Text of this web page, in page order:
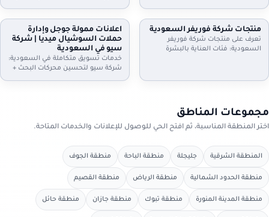
بالتنقيط، شلالات ونوافير وصيانة
شهرية. اطلب معاينة وخطة تصميم
تناسب مساحتك
للأدوار وتخزين مؤقت عند الحاجة. دليل
إعلانك السعودية يساعدك تختار
الخدمة المناسبة وتعرف خطوات النقل
والتسعير
منتجات شركة فوريفر السعودية
تعرف على منتجات شركة فوريفر
السعودية: فئات العناية بالبشرة
إعلانك السعودية.
اعلانات ممولة جوجل وإدارة
حملات السوشيال ميديا | شركة
سيو في السعودية
خدمات تسويق متكاملة في السعودية:
شركة سيو لتحسين محركات البحث +
مجموعات المناطق
اختر المنطقة المناسبة، ثم افتح الحي للوصول للإعلانات والخدمات المتاحة.
المنطقة الشرقية جليجلة منطقة الباحة منطقة الجوف
منطقة الحدود الشمالية منطقة الرياض منطقة القصيم
منطقة المدينة المنورة منطقة تبوك منطقة جازان منطقة حائل